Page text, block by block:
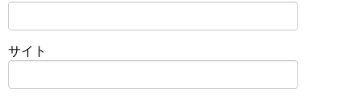
サイト